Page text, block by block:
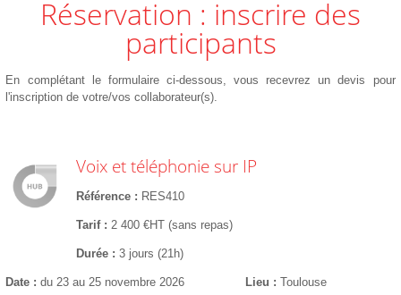
Réservation : inscrire des
participants
En complétant le formulaire ci-dessous, vous recevrez un devis pour
l'inscription de votre/vos collaborateur(s).
Voix et téléphonie sur IP
Référence RES410
Tarif 2 400 €HT (sans repas)
Durée 3 jours (21h)
Date du 23 au 25 novembre 2026 Lieu Toulouse